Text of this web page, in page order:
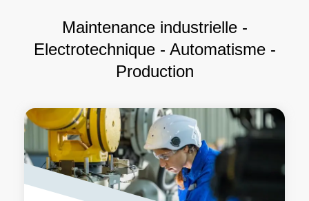
Maintenance industrielle -
Electrotechnique - Automatisme -
Production